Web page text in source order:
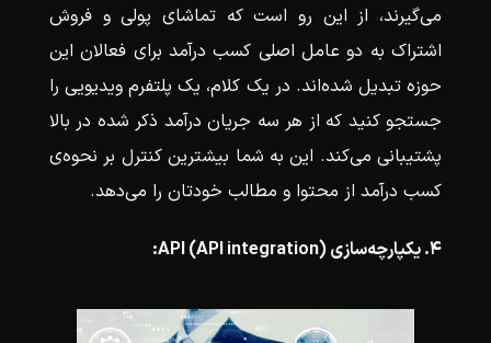
می‌گیرند، از این رو است که تماشای پولی و فروش
اشتراک به دو عامل اصلی کسب درآمد برای فعالان این
حوزه تبدیل شد‌ه‌اند. در یک کلام، یک پلتفرم ویدیویی را
جستجو کنید که از هر سه جریان درآمد ذکر شده در بالا
پشتیبانی می‌کند. این به شما بیشترین کنترل بر نحوه‌ی
کسب درآمد از محتوا و مطالب خودتان را می‌دهد.
4. یکپارچه‌سازی API (API integration):